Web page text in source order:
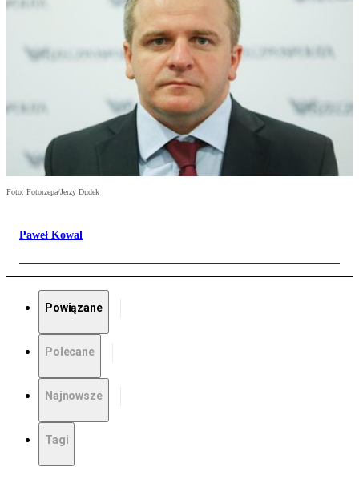
Foto: Fotorzepa/Jerzy Dudek
Paweł Kowal
Powiązane
Polecane
Najnowsze
Tagi